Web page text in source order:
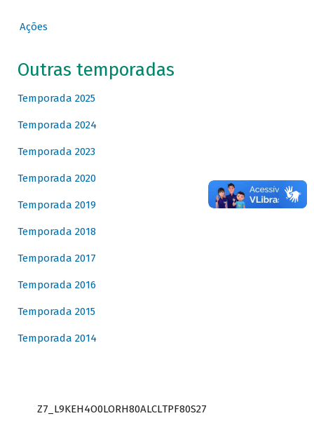
Ações
Outras temporadas
Temporada 2025
Temporada 2024
Temporada 2023
Temporada 2020
Temporada 2019
Temporada 2018
Temporada 2017
Temporada 2016
Temporada 2015
Temporada 2014
Z7_L9KEH4O0LORH80ALCLTPF80S27